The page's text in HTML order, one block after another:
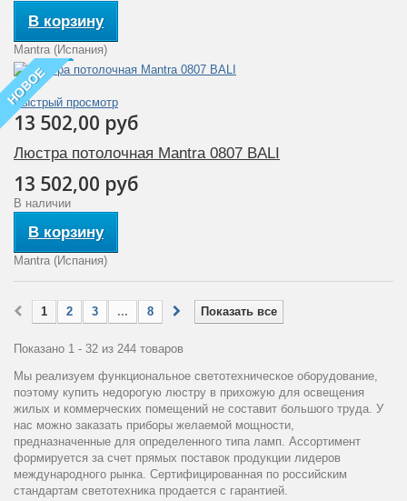
В корзину
Mantra (Испания)
Быстрый просмотр
13 502,00 руб
НОВОЕ
Люстра потолочная Mantra 0807 BALI
13 502,00 руб
В наличии
В корзину
Mantra (Испания)
Показать все
1 2 3 ... 8
Показано 1 - 32 из 244 товаров
Мы реализуем функциональное светотехническое оборудование,
поэтому купить недорогую люстру в прихожую для освещения
жилых и коммерческих помещений не составит большого труда. У
нас можно заказать приборы желаемой мощности,
предназначенные для определенного типа ламп. Ассортимент
формируется за счет прямых поставок продукции лидеров
международного рынка. Сертифицированная по российским
стандартам светотехника продается с гарантией.